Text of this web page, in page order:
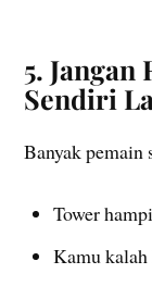
5. Jangan
Sendiri
Banyak pemain
Tower
Kamu